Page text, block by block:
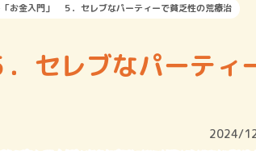
お金入門」 ５．セレブなパーティーで貧乏性の荒療治
セレブなパーティ
2024/